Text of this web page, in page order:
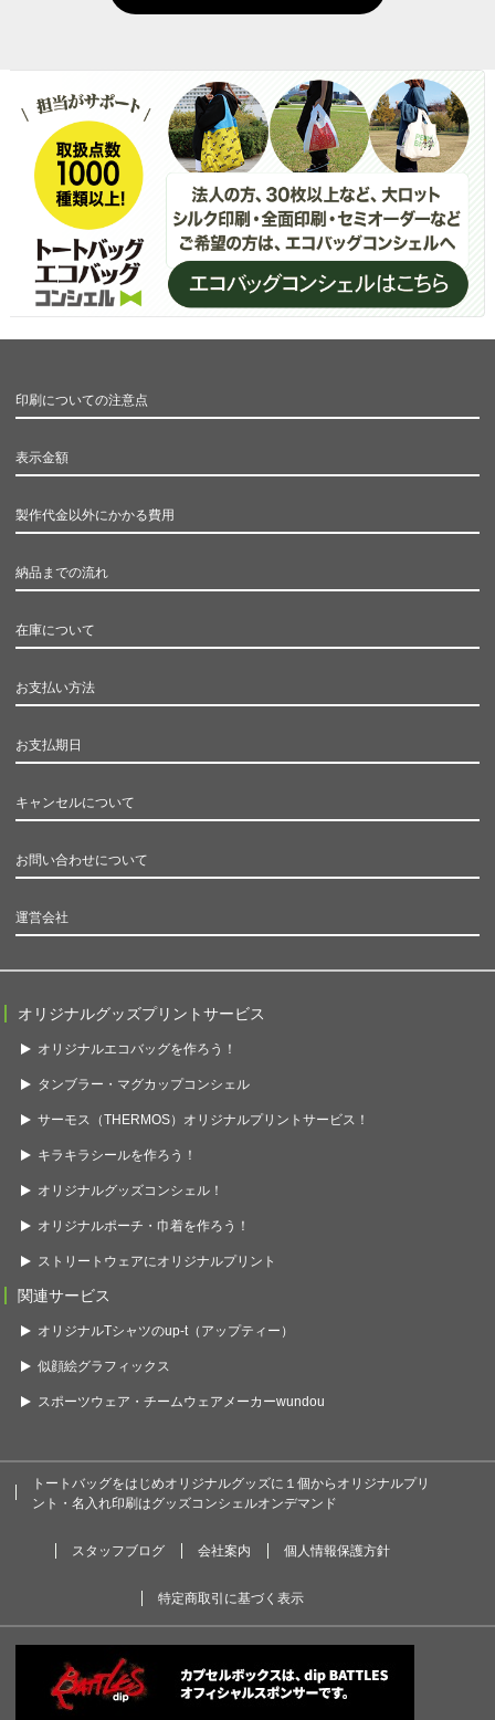
印刷についての注意点
表示金額
製作代金以外にかかる費用
納品までの流れ
在庫について
お支払い方法
お支払期日
キャンセルについて
お問い合わせについて
運営会社
オリジナルグッズプリントサービス
オリジナルエコバッグを作ろう！
タンブラー・マグカップコンシェル
サーモス（THERMOS）オリジナルプリントサービス！
キラキラシールを作ろう！
オリジナルグッズコンシェル！
オリジナルポーチ・巾着を作ろう！
ストリートウェアにオリジナルプリント
関連サービス
オリジナルTシャツのup-t（アップティー）
似顔絵グラフィックス
スポーツウェア・チームウェアメーカーwundou
トートバッグをはじめオリジナルグッズに１個からオリジナルプリ
ント・名入れ印刷はグッズコンシェルオンデマンド
スタッフブログ 会社案内 個人情報保護方針
特定商取引に基づく表示